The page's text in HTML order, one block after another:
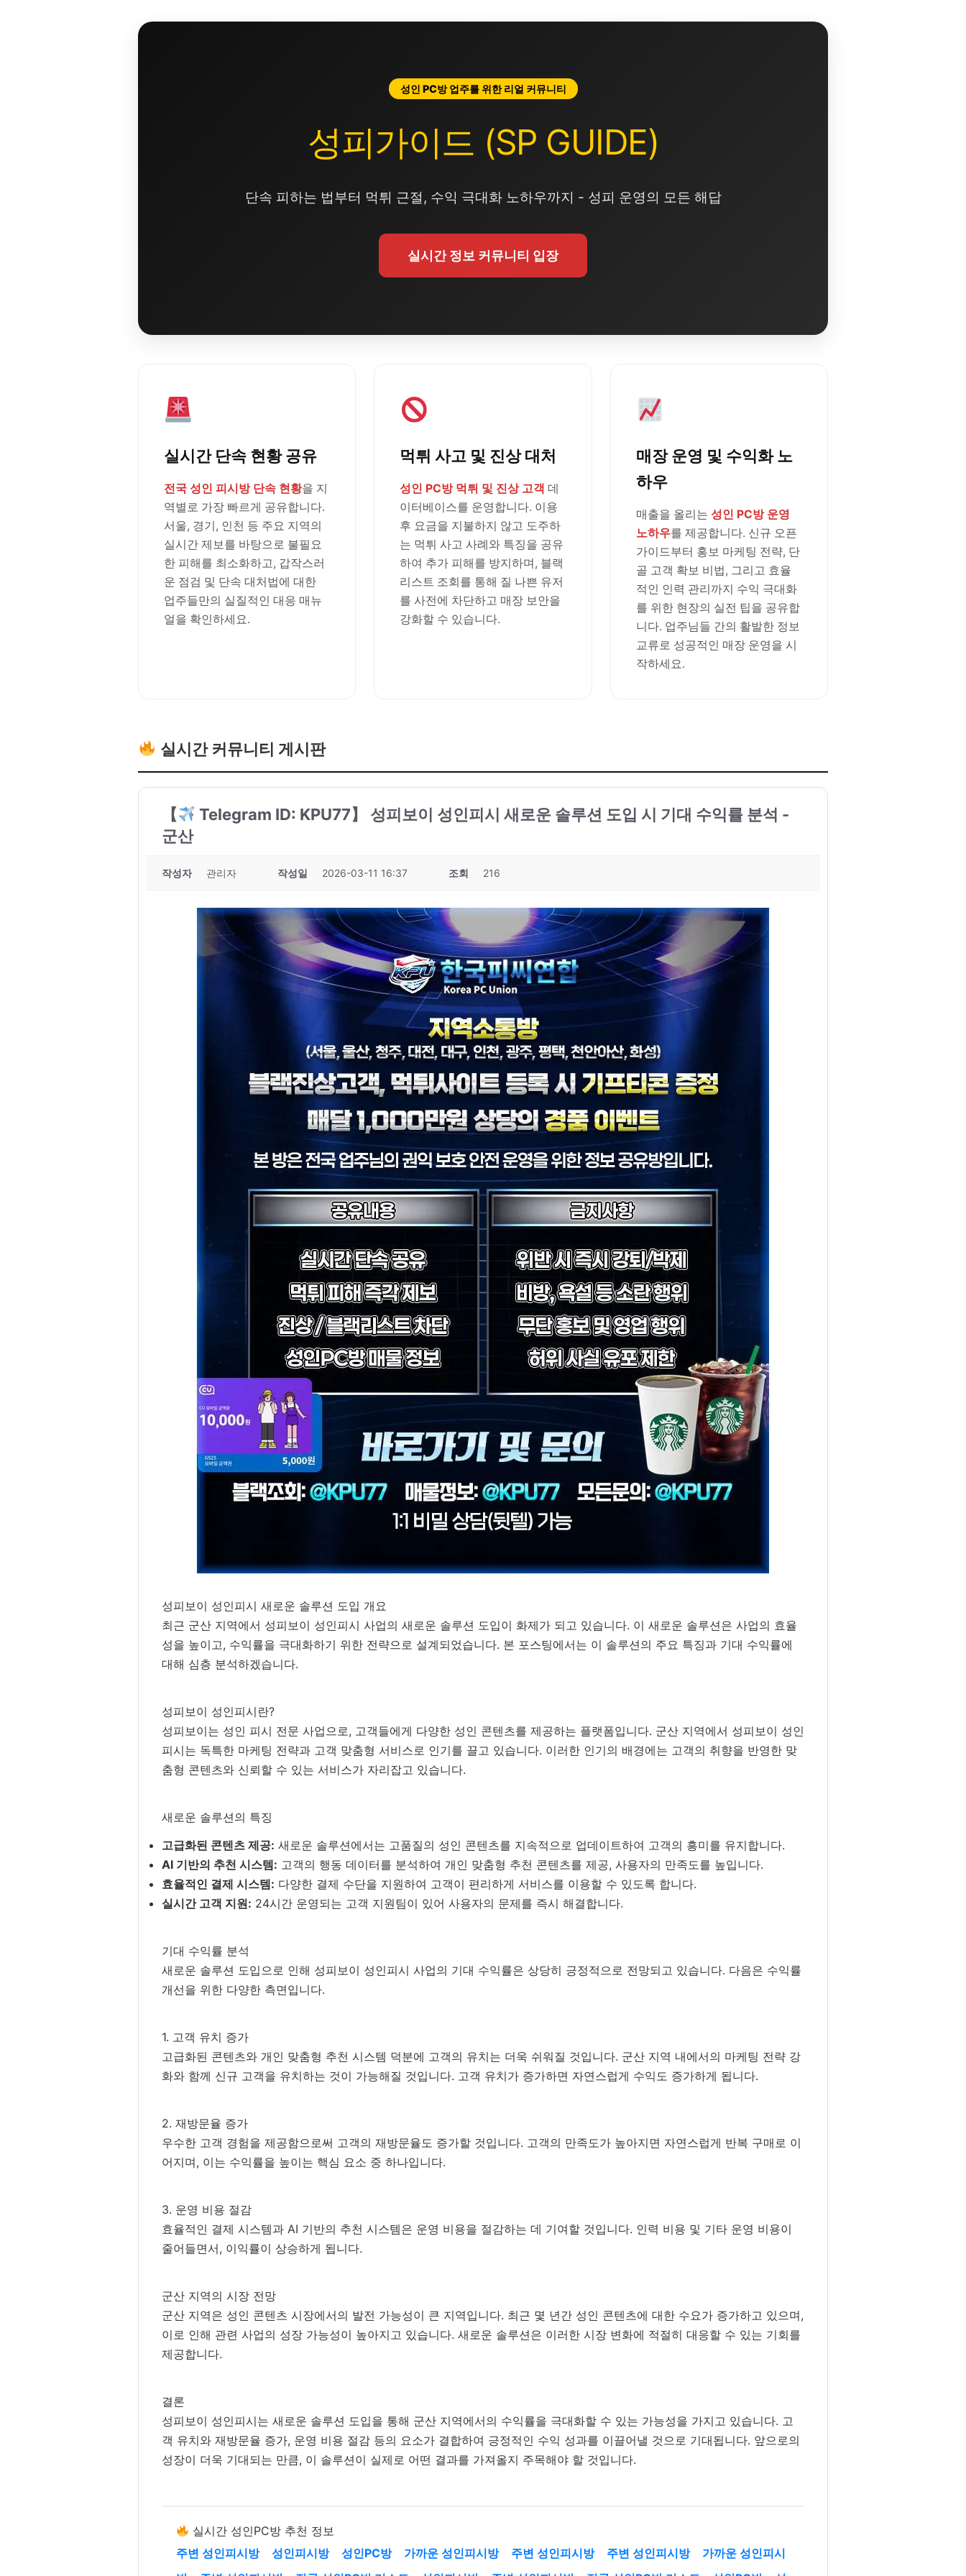
성인 PC방 업주를 위한 리얼 커뮤니티
성피가이드 (SP GUIDE)
단속 피하는 법부터 먹튀 근절, 수익 극대화 노하우까지 - 성피 운영의 모든 해답
실시간 정보 커뮤니티 입장
실시간 단속 현황 공유
전국 성인 피시방 단속 현황을 지
역별로 가장 빠르게 공유합니다.
서울, 경기, 인천 등 주요 지역의
실시간 제보를 바탕으로 불필요
한 피해를 최소화하고, 갑작스러
운 점검 및 단속 대처법에 대한
업주들만의 실질적인 대응 매뉴
얼을 확인하세요.
먹튀 사고 및 진상 대처
성인 PC방 먹튀 및 진상 고객 데
이터베이스를 운영합니다. 이용
후 요금을 지불하지 않고 도주하
는 먹튀 사고 사례와 특징을 공유
하여 추가 피해를 방지하며, 블랙
리스트 조회를 통해 질 나쁜 유저
를 사전에 차단하고 매장 보안을
강화할 수 있습니다.
매장 운영 및 수익화 노
하우
매출을 올리는 성인 PC방 운영
노하우를 제공합니다. 신규 오픈
가이드부터 홍보 마케팅 전략, 단
골 고객 확보 비법, 그리고 효율
적인 인력 관리까지 수익 극대화
를 위한 현장의 실전 팁을 공유합
니다. 업주님들 간의 활발한 정보
교류로 성공적인 매장 운영을 시
작하세요.
실시간 커뮤니티 게시판
【
Telegram ID: KPU77】 성피보이 성인피시 새로운 솔루션 도입 시 기대 수익률 분석 -
군산
작성자 관리자 작성일 2026-03-11 16:37 조회 216
성피보이 성인피시 새로운 솔루션 도입 개요
최근 군산 지역에서 성피보이 성인피시 사업의 새로운 솔루션 도입이 화제가 되고 있습니다. 이 새로운 솔루션은 사업의 효율
성을 높이고, 수익률을 극대화하기 위한 전략으로 설계되었습니다. 본 포스팅에서는 이 솔루션의 주요 특징과 기대 수익률에
대해 심층 분석하겠습니다.
성피보이 성인피시란?
성피보이는 성인 피시 전문 사업으로, 고객들에게 다양한 성인 콘텐츠를 제공하는 플랫폼입니다. 군산 지역에서 성피보이 성인
피시는 독특한 마케팅 전략과 고객 맞춤형 서비스로 인기를 끌고 있습니다. 이러한 인기의 배경에는 고객의 취향을 반영한 맞
춤형 콘텐츠와 신뢰할 수 있는 서비스가 자리잡고 있습니다.
새로운 솔루션의 특징
고급화된 콘텐츠 제공: 새로운 솔루션에서는 고품질의 성인 콘텐츠를 지속적으로 업데이트하여 고객의 흥미를 유지합니다.
AI 기반의 추천 시스템: 고객의 행동 데이터를 분석하여 개인 맞춤형 추천 콘텐츠를 제공, 사용자의 만족도를 높입니다.
효율적인 결제 시스템: 다양한 결제 수단을 지원하여 고객이 편리하게 서비스를 이용할 수 있도록 합니다.
실시간 고객 지원: 24시간 운영되는 고객 지원팀이 있어 사용자의 문제를 즉시 해결합니다.
기대 수익률 분석
새로운 솔루션 도입으로 인해 성피보이 성인피시 사업의 기대 수익률은 상당히 긍정적으로 전망되고 있습니다. 다음은 수익률
개선을 위한 다양한 측면입니다.
1. 고객 유치 증가
고급화된 콘텐츠와 개인 맞춤형 추천 시스템 덕분에 고객의 유치는 더욱 쉬워질 것입니다. 군산 지역 내에서의 마케팅 전략 강
화와 함께 신규 고객을 유치하는 것이 가능해질 것입니다. 고객 유치가 증가하면 자연스럽게 수익도 증가하게 됩니다.
2. 재방문율 증가
우수한 고객 경험을 제공함으로써 고객의 재방문율도 증가할 것입니다. 고객의 만족도가 높아지면 자연스럽게 반복 구매로 이
어지며, 이는 수익률을 높이는 핵심 요소 중 하나입니다.
3. 운영 비용 절감
효율적인 결제 시스템과 AI 기반의 추천 시스템은 운영 비용을 절감하는 데 기여할 것입니다. 인력 비용 및 기타 운영 비용이
줄어들면서, 이익률이 상승하게 됩니다.
군산 지역의 시장 전망
군산 지역은 성인 콘텐츠 시장에서의 발전 가능성이 큰 지역입니다. 최근 몇 년간 성인 콘텐츠에 대한 수요가 증가하고 있으며,
이로 인해 관련 사업의 성장 가능성이 높아지고 있습니다. 새로운 솔루션은 이러한 시장 변화에 적절히 대응할 수 있는 기회를
제공합니다.
결론
성피보이 성인피시는 새로운 솔루션 도입을 통해 군산 지역에서의 수익률을 극대화할 수 있는 가능성을 가지고 있습니다. 고
객 유치와 재방문율 증가, 운영 비용 절감 등의 요소가 결합하여 긍정적인 수익 성과를 이끌어낼 것으로 기대됩니다. 앞으로의
성장이 더욱 기대되는 만큼, 이 솔루션이 실제로 어떤 결과를 가져올지 주목해야 할 것입니다.
실시간 성인PC방 추천 정보
주변 성인피시방
성인피시방 성인PC방 가까운 성인피시방 주변 성인피시방 주변 성인피시방
가까운 성인피시